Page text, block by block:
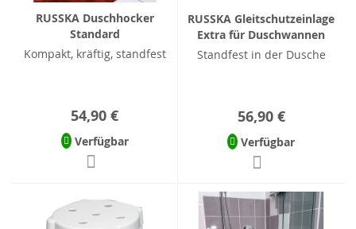
RUSSKA Duschhocker
Standard
Kompakt, kräftig, standfest
54,90 €
Verfügbar
RUSSKA Gleitschutzeinlage
Extra für Duschwannen
Standfest in der Dusche
56,90 €
Verfügbar